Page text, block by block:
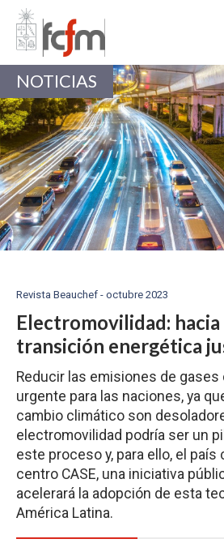
Estudiantes
Académicas/os
NOTICIAS
Revista Beauchef - octubre 2023
Electromovilidad: hacia
transición energética
Reducir las emisiones de
urgente para las naciones, ya
cambio climático son
electromovilidad podría ser un
este proceso y, para ello, el país
centro CASE, una iniciativa
acelerará la adopción de esta
América Latina.